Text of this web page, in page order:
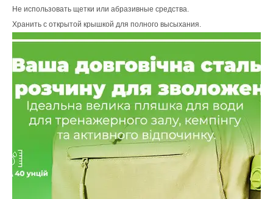
Не использовать щетки или абразивные средства.
Хранить с открытой крышкой для полного высыхания.